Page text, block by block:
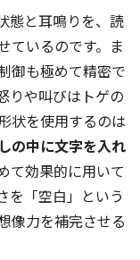
態と耳鳴りを、読
ているのです。ま
御も極めて精密で
りや叫びはトゲの
状を使用するのは
の中に文字を入れ
て効果的に用いて
を「空白」という
像力を補完させる